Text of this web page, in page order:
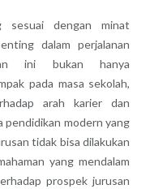
sesuai dengan minat
dalam perjalanan
ini bukan hanya
pada masa sekolah,
arah karier dan
pendidikan modern yang
tidak bisa dilakukan
yang mendalam
prospek jurusan